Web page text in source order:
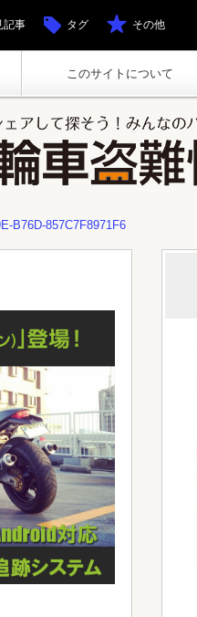
このサイトについて
記事 タグ その他
B76D-857C7F8971F6